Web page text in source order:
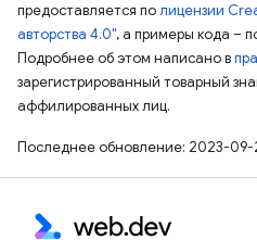
предоставляется полицензии
авторства 4.0", а примеры кода –
Подробнее об этом написано в
зарегистрированный товарный
аффилированных лиц.
Последнее обновление: 2023-09-